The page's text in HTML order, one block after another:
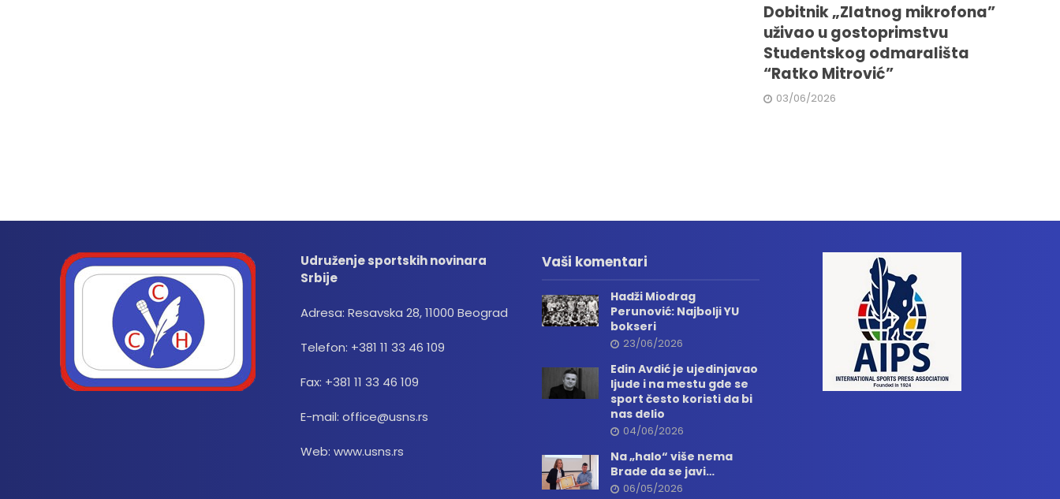
Dobitnik „Zlatnog mikrofona”
uživao u gostoprimstvu
Studentskog odmarališta
“Ratko Mitrović”
03/06/2026
Udruženje sportskih novinara
Srbije
Adresa: Resavska 28, 11000 Beograd
Telefon: +381 11 33 46 109
Fax: +381 11 33 46 109
E-mail: office@usns.rs
Web: www.usns.rs
Vaši komentari
Hadži Miodrag
Perunović: Najbolji YU
bokseri
23/06/2026
Edin Avdić je ujedinjavao
ljude i na mestu gde se
sport često koristi da bi
nas delio
04/06/2026
Na „halo“ više nema
Brade da se javi…
06/05/2026